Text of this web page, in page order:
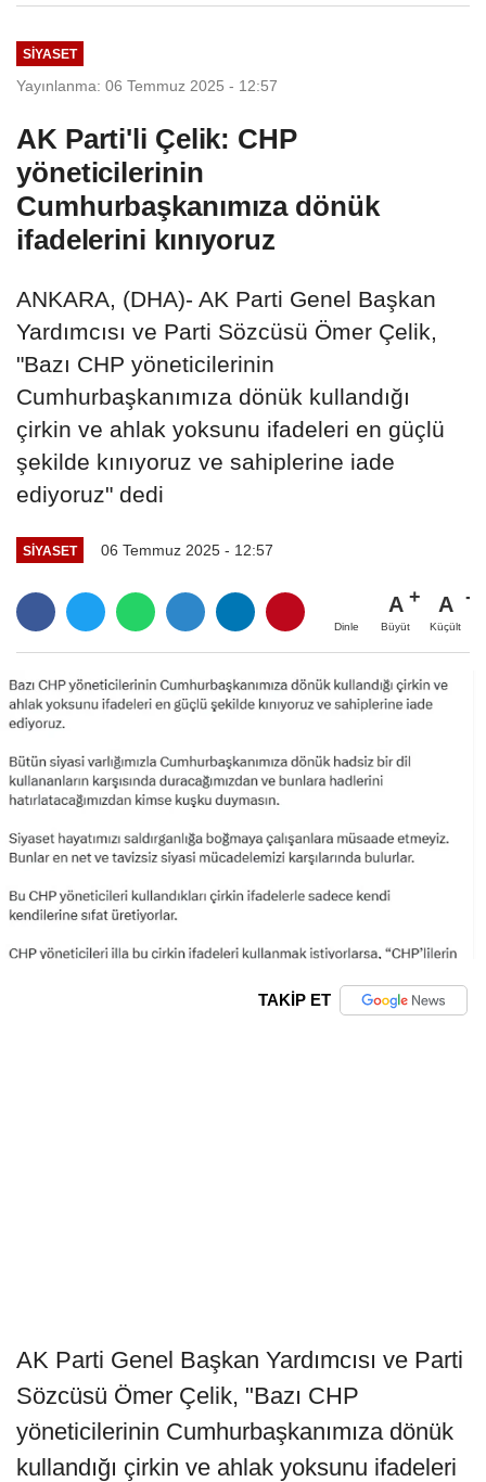
SIYASET
Yayınlanma: 06 Temmuz 2025 - 12:57
AK Parti'li Çelik: CHP
yöneticilerinin
Cumhurbaşkanımıza dönük
ifadelerini kınıyoruz
ANKARA, (DHA)- AK Parti Genel Başkan
Yardımcısı ve Parti Sözcüsü Ömer Çelik,
"Bazı CHP yöneticilerinin
Cumhurbaşkanımıza dönük kullandığı
çirkin ve ahlak yoksunu ifadeleri en güçlü
şekilde kınıyoruz ve sahiplerine iade
ediyoruz" dedi
SIYASET 06 Temmuz 2025 - 12:57
Dinle
A
Büyüt
A
Küçült
TAKİP ET
AK Parti Genel Başkan Yardımcısı ve Parti
Sözcüsü Ömer Çelik, "Bazı CHP
yöneticilerinin Cumhurbaşkanımıza dönük
kullandığı çirkin ve ahlak yoksunu ifadeleri